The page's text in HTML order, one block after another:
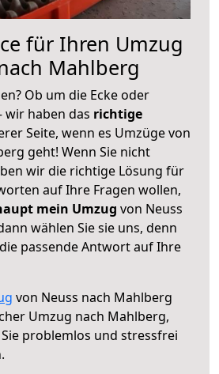
für Ihren Umzug
Mahlberg
Ob um die Ecke oder
wir haben das richtige
Seite, wenn es Umzüge von
geht! Wenn Sie nicht
wir die richtige Lösung für
auf Ihre Fragen wollen,
mein Umzug von Neuss
wählen Sie sie uns, denn
passende Antwort auf Ihre
von Neuss nach Mahlberg
Umzug nach Mahlberg,
problemlos und stressfrei